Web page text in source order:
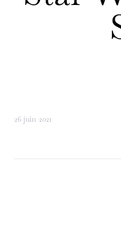
26 juin 2021